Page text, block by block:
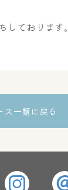
しております。
ス一覧に戻る